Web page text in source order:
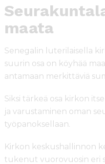
maata
Senegalin luterilaisella
suurin osa on köyhää
antamaan merkittäviä
Siksi tärkeä osa kirkon
ja varustaminen oman
työpanoksellaan.
Kirkon keskushallinnon
tukenut vuorovuosin eri